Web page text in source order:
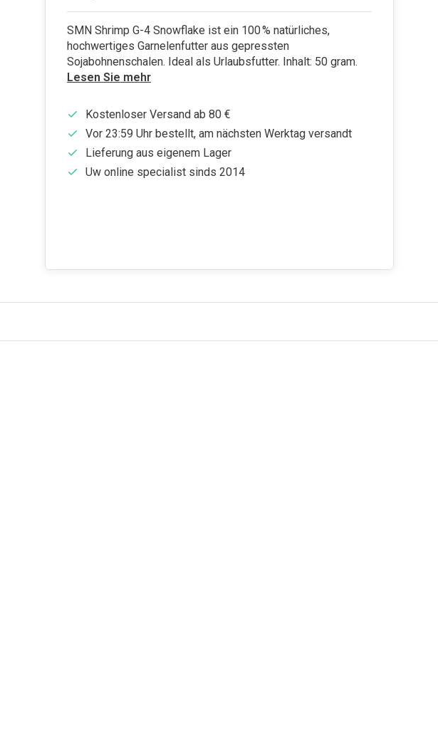
SMN Shrimp G-4 Snowflake ist ein 100 % natürliches,
hochwertiges Garnelenfutter aus gepressten
Sojabohnenschalen. Ideal als Urlaubsfutter. Inhalt: 50 gram.
Lesen Sie mehr
Kostenloser Versand ab 80 €
Vor 23:59 Uhr bestellt, am nächsten Werktag versandt
Lieferung aus eigenem Lager
Uw online specialist sinds 2014